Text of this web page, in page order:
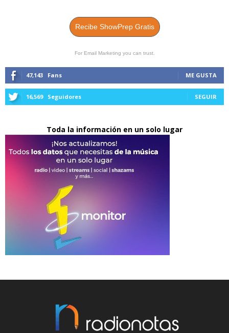
Recibe ShowPrep Gratis
For Email Marketing you can trust.
47,143 Fans ME GUSTA
16,569 Seguidores SEGUIR
Toda la información en un solo lugar